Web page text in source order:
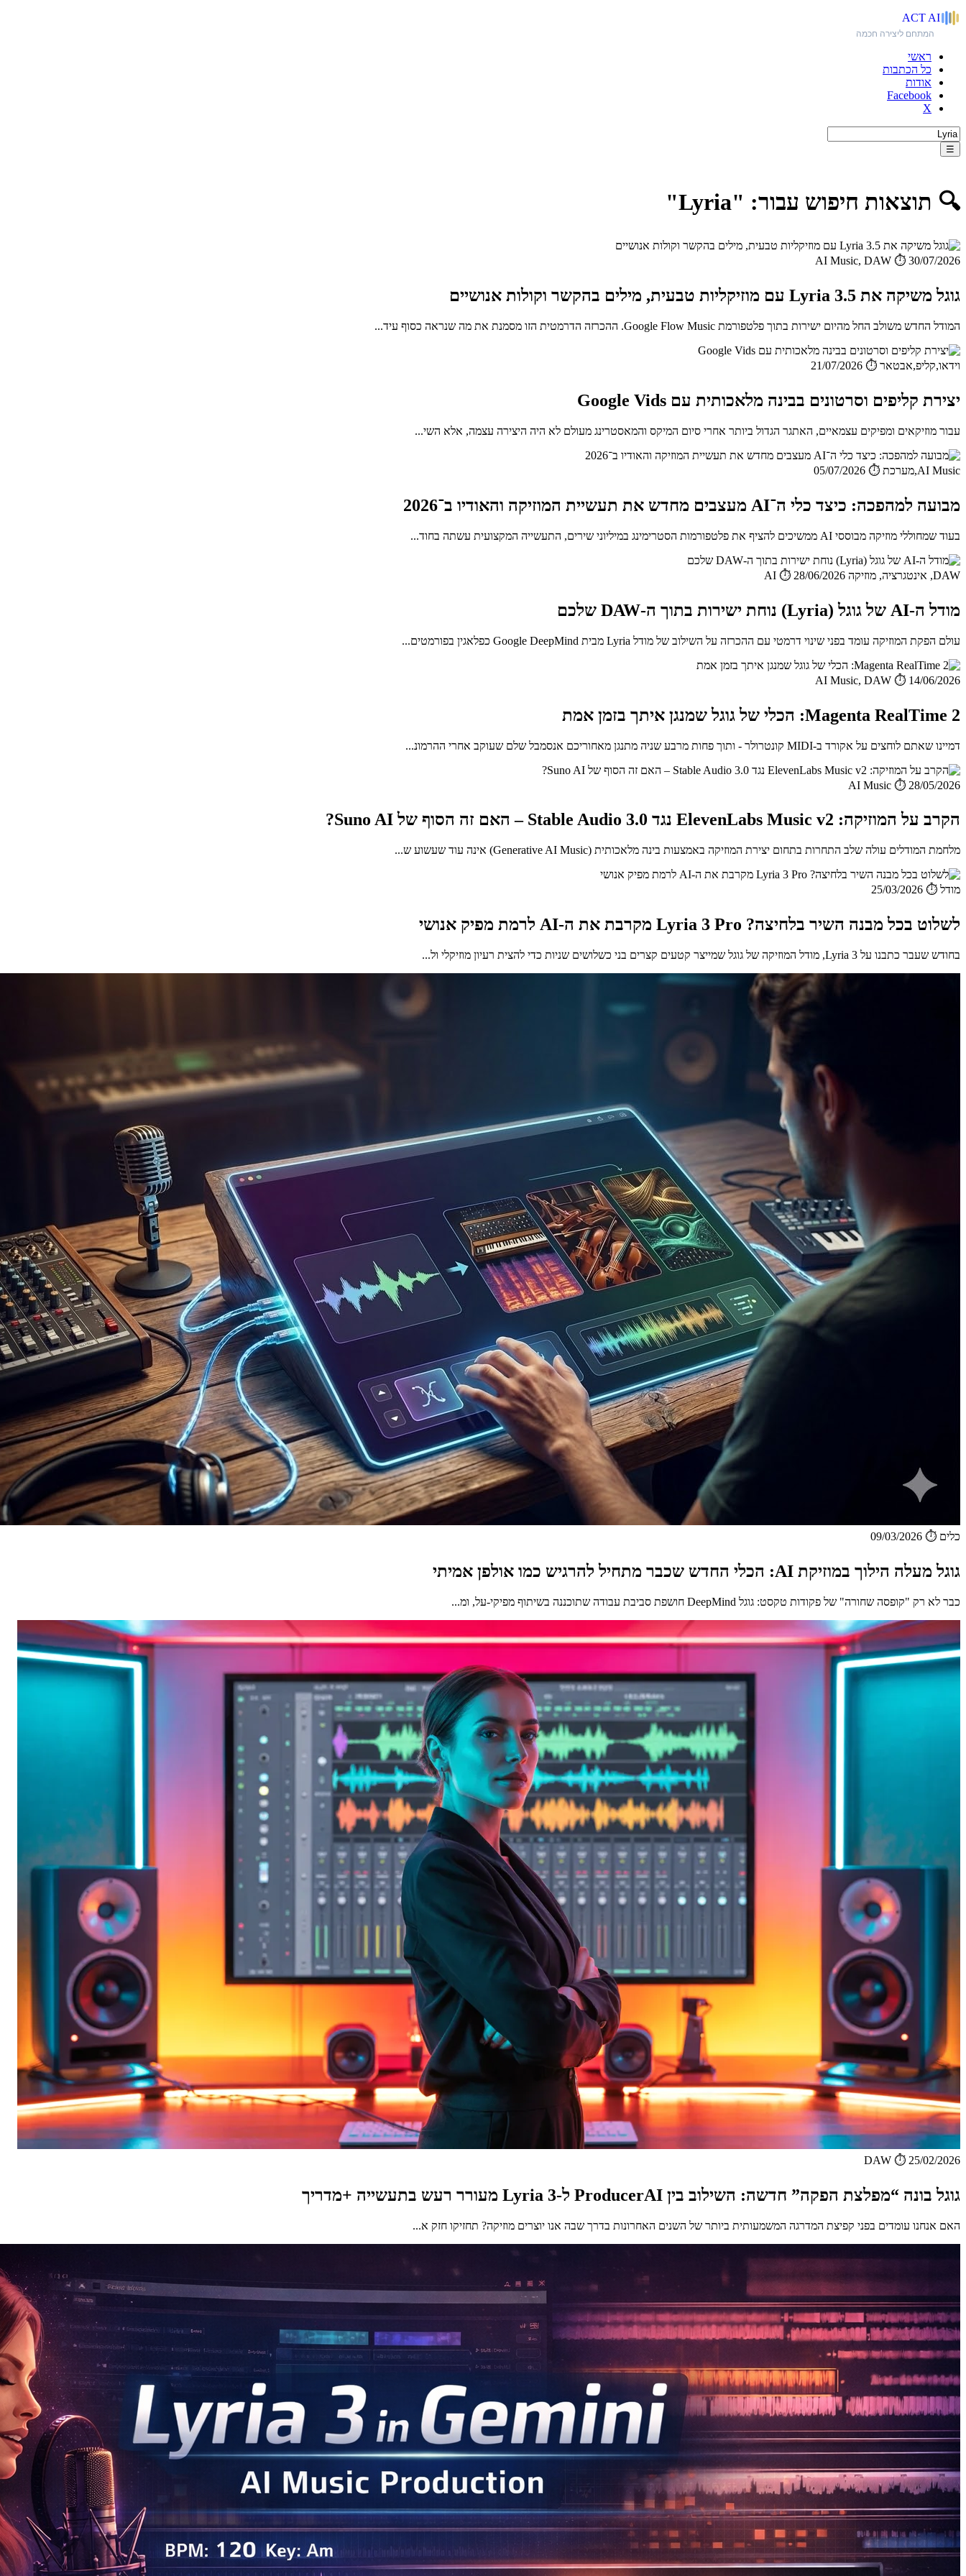
ACT AI
המתחם ליצירה חכמה
ראשי
כל הכתבות
אודות
Facebook
X
☰
🔍 תוצאות חיפוש עבור: "Lyria"
AI Music, DAW ⏱️ 30/07/2026
גוגל משיקה את Lyria 3.5 עם מוזיקליות טבעית, מילים בהקשר וקולות אנושיים
המודל החדש משולב החל מהיום ישירות בתוך פלטפורמת Google Flow Music. ההכרזה הדרמטית הזו מסמנת את מה שנראה כסוף עיד...
וידאו,קליפ,אבטאר ⏱️ 21/07/2026
יצירת קליפים וסרטונים בבינה מלאכותית עם Google Vids
עבור מוזיקאים ומפיקים עצמאיים, האתגר הגדול ביותר אחרי סיום המיקס והמאסטרינג מעולם לא היה היצירה עצמה, אלא השי...
AI Music,מערכת ⏱️ 05/07/2026
מבועה למהפכה: כיצד כלי ה־AI מעצבים מחדש את תעשיית המוזיקה והאודיו ב־2026
בעוד שמחוללי מוזיקה מבוססי AI ממשיכים להציף את פלטפורמות הסטרימינג במיליוני שירים, התעשייה המקצועית עשתה בחוד...
DAW, אינטגרציה, מוזיקה AI ⏱️ 28/06/2026
מודל ה-AI של גוגל (Lyria) נוחת ישירות בתוך ה-DAW שלכם
עולם הפקת המוזיקה עומד בפני שינוי דרמטי עם ההכרזה על השילוב של מודל Lyria מבית Google DeepMind כפלאגין בפורמטים...
AI Music, DAW ⏱️ 14/06/2026
Magenta RealTime 2: הכלי של גוגל שמנגן איתך בזמן אמת
דמיינו שאתם לוחצים על אקורד ב-MIDI קונטרולר - ותוך פחות מרבע שניה מתנגן מאחוריכם אנסמבל שלם שעוקב אחרי ההרמונ...
AI Music ⏱️ 28/05/2026
הקרב על המוזיקה: ElevenLabs Music v2 נגד Stable Audio 3.0 – האם זה הסוף של Suno AI?
מלחמת המודלים עולה שלב התחרות בתחום יצירת המוזיקה באמצעות בינה מלאכותית (Generative AI Music) אינה עוד שעשוע ש...
מודל ⏱️ 25/03/2026
לשלוט בכל מבנה השיר בלחיצה? Lyria 3 Pro מקרבת את ה-AI לרמת מפיק אנושי
בחודש שעבר כתבנו על Lyria 3, מודל המוזיקה של גוגל שמייצר קטעים קצרים בני כשלושים שניות כדי להצית רעיון מוזיקלי ול...
כלים ⏱️ 09/03/2026
גוגל מעלה הילוך במוזיקת AI: הכלי החדש שכבר מתחיל להרגיש כמו אולפן אמיתי
כבר לא רק "קופסה שחורה" של פקודות טקסט: גוגל DeepMind חושפת סביבת עבודה שתוכננה בשיתוף מפיקי-על, ומ...
DAW ⏱️ 25/02/2026
גוגל בונה “מפלצת הפקה” חדשה: השילוב בין ProducerAI ל-Lyria 3 מעורר רעש בתעשייה +מדריך
האם אנחנו עומדים בפני קפיצת המדרגה המשמעותית ביותר של השנים האחרונות בדרך שבה אנו יוצרים מוזיקה? תחזיקו חזק א...